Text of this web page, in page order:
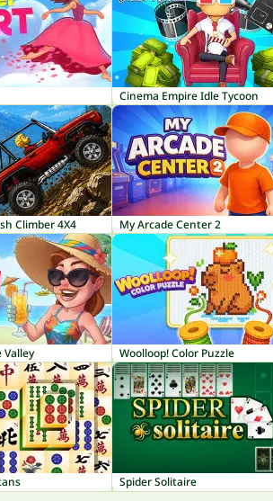
Cinema Empire Idle Tycoon
Climber 4X4 My Arcade Center 2
Valley Woolloop! Color Puzzle
Spider Solitaire